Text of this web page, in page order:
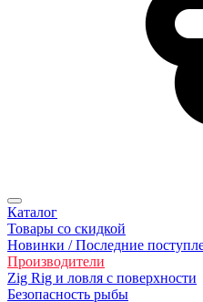
Каталог
Товары со скидкой
Новинки / Последние
Производители
Zig Rig и ловля с поверхности
Безoпасность рыбы